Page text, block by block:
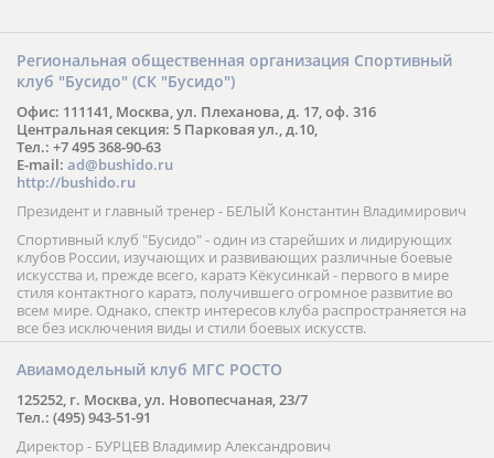
Региональная общественная организация Спортивный
клуб "Бусидо" (СК "Бусидо")
Офис: 111141, Москва, ул. Плеханова, д. 17, оф. 316
Центральная секция: 5 Парковая ул., д.10,
Тел.: +7 495 368-90-63
E-mail: ad@bushido.ru
http://bushido.ru
Президент и главный тренер - БЕЛЫЙ Константин Владимирович
Спортивный клуб "Бусидо" - один из старейших и лидирующих
клубов России, изучающих и развивающих различные боевые
искусства и, прежде всего, каратэ Кёкусинкай - первого в мире
стиля контактного каратэ, получившего огромное развитие во
всем мире. Однако, спектр интересов клуба распространяется на
все без исключения виды и стили боевых искусств.
Авиамодельный клуб МГС РОСТО
125252, г. Москва, ул. Новопесчаная, 23/7
Тел.: (495) 943-51-91
Директор - БУРЦЕВ Владимир Александрович